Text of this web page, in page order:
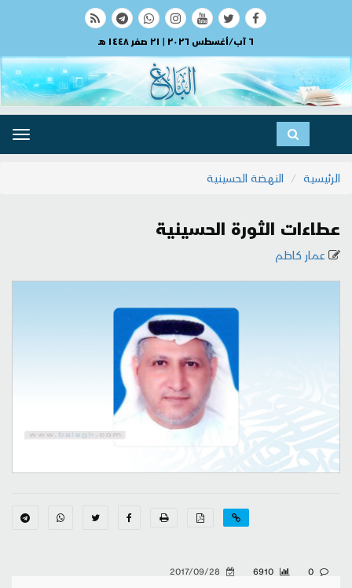
٦ آب/أغسطس ٢٠٢٦ | ٢١ صفر ١٤٤٨ هـ
الرئيسية
النهضة الحسينية
عطاءات الثورة الحسينية
عمار كاظم